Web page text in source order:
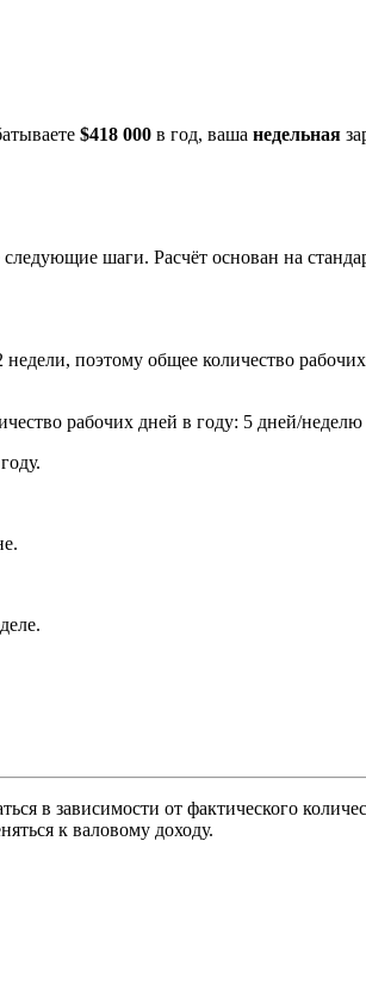
$418 000 в год, ваша недельная
шаги. Расчёт основан на
поэтому общее количество
рабочих дней в году: 5 дней/
в зависимости от фактического
к валовому доходу.